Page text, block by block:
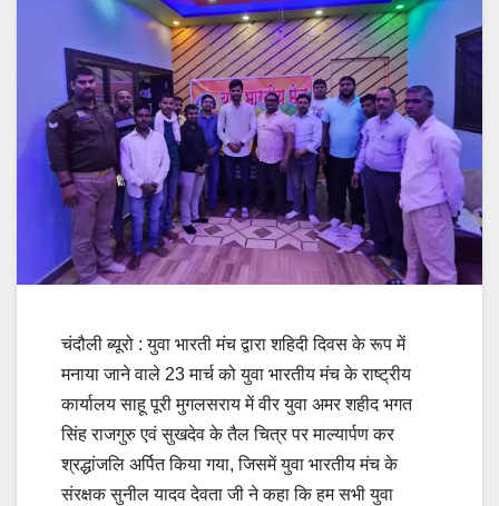
चंदौली ब्यूरो : युवा भारती मंच द्वारा शहिदी दिवस के रूप में
मनाया जाने वाले 23 मार्च को युवा भारतीय मंच के राष्ट्रीय
कार्यालय साहू पूरी मुगलसराय में वीर युवा अमर शहीद भगत
सिंह राजगुरु एवं सुखदेव के तैल चित्र पर माल्यार्पण कर
श्रद्धांजलि अर्पित किया गया, जिसमें युवा भारतीय मंच के
संरक्षक सुनील यादव देवता जी ने कहा कि हम सभी युवा